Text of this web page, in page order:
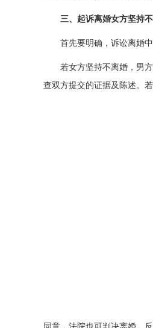
三、起诉离婚女方坚持
首先要明确，诉讼离婚
若女方坚持不离婚，男
查双方提交的证据及陈述。